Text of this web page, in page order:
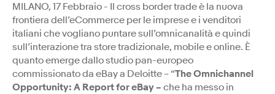
MILANO, 17 Febbraio - Il cross border trade è la nuova
frontiera dell’eCommerce per le imprese e i venditori
italiani che vogliano puntare sull’omnicanalità e quindi
sull’interazione tra store tradizionale, mobile e online. È
quanto emerge dallo studio pan-europeo
commissionato da eBay a Deloitte – “The Omnichannel
Opportunity: A Report for eBay – che ha messo in